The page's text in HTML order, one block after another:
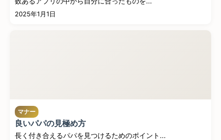
2025年1月1日
マナー
良いパパの見極め方
長く付き合えるパパを見つけるためのポイント...